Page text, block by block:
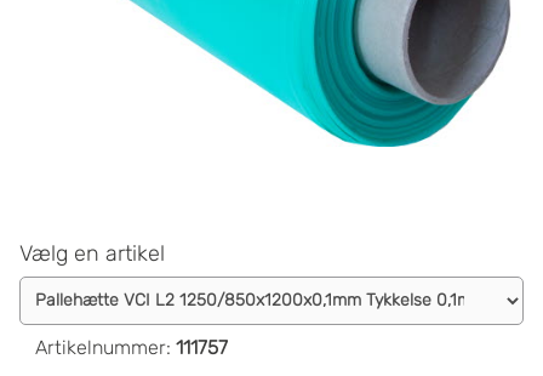
Vælg en artikel
Artikelnummer: 111757